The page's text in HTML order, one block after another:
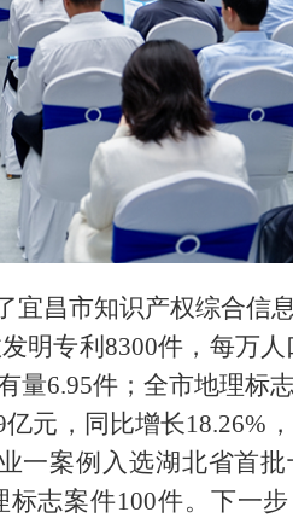
宜昌市知识产权综合信
明专利8300件，每万
量6.95件；全市地理标
元，同比增长18.26%
一案例入选湖北省首
志案件100件。下一